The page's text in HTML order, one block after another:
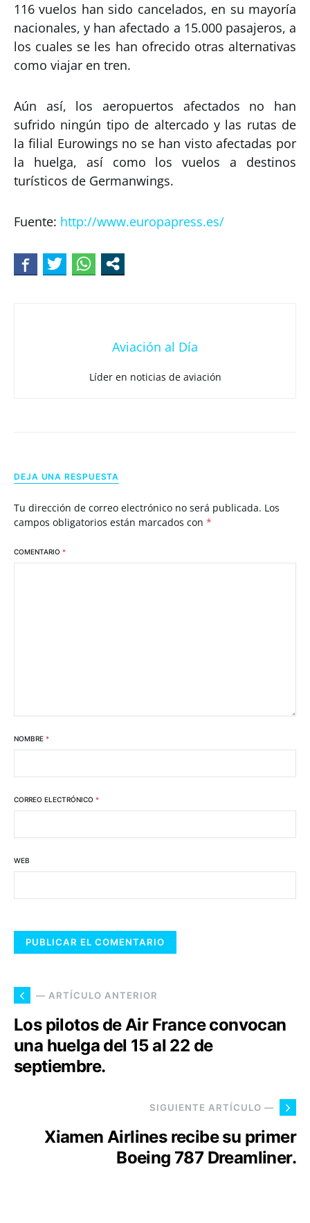
116 vuelos han sido cancelados, en su mayoría
nacionales, y han afectado a 15.000 pasajeros, a
los cuales se les han ofrecido otras alternativas
como viajar en tren.
Aún así, los aeropuertos afectados no han
sufrido ningún tipo de altercado y las rutas de
la filial Eurowings no se han visto afectadas por
la huelga, así como los vuelos a destinos
turísticos de Germanwings.
Fuente: http://www.europapress.es/
Aviación al Día
Líder en noticias de aviación
DEJA UNA RESPUESTA
Tu dirección de correo electrónico no será publicada. Los
campos obligatorios están marcados con *
COMENTARIO *
NOMBRE *
CORREO ELECTRÓNICO *
WEB
— ARTÍCULO ANTERIOR
Los pilotos de Air France convocan
una huelga del 15 al 22 de
septiembre.
SIGUIENTE ARTÍCULO —
Xiamen Airlines recibe su primer
Boeing 787 Dreamliner.